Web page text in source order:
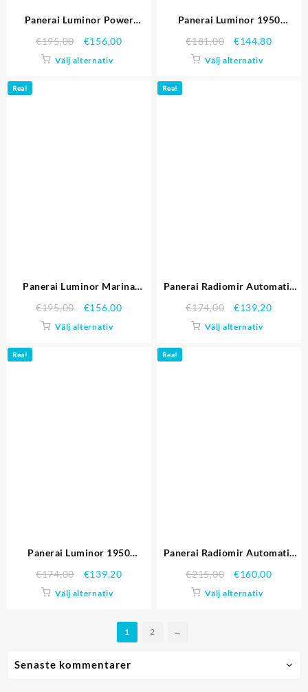
Senaste kommentarer
Panerai Luminor Power
€195,00 €156,00
Välj alternativ
Panerai Luminor 1950
€181,00 €144,80
Välj alternativ
Rea!
Panerai Luminor Marina
€195,00 €156,00
Välj alternativ
Rea!
Panerai Radiomir Automatic
€174,00 €139,20
Välj alternativ
Rea!
Panerai Luminor 1950
€174,00 €139,20
Välj alternativ
Rea!
Panerai Radiomir Automatic
€215,00 €160,00
Välj alternativ
1 2 →